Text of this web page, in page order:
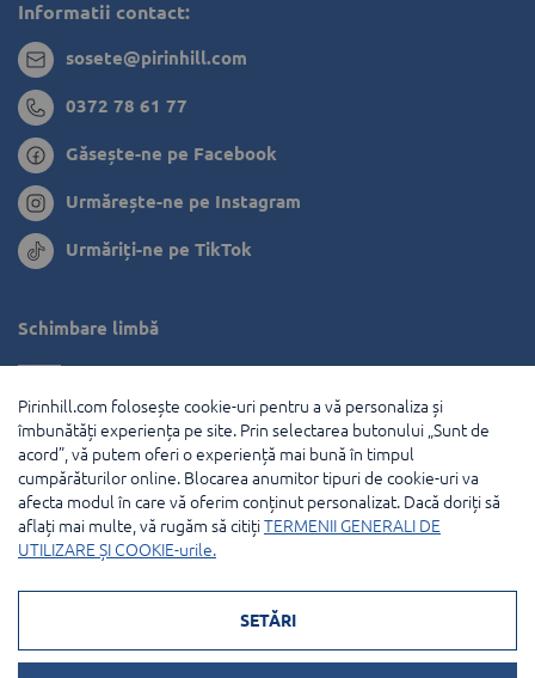
Informatii contact:
sosete@pirinhill.com
0372 78 61 77
Găsește-ne pe Facebook
Urmărește-ne pe Instagram
Urmăriți-ne pe TikTok
Schimbare limbă
Grecia
Olanda
Franţa
Modalități de plată:
Pirinhill.com folosește cookie-uri pentru a vă personaliza și
îmbunătăți experiența pe site. Prin selectarea butonului „Sunt de
acord”, vă putem oferi o experiență mai bună în timpul
cumpărăturilor online. Blocarea anumitor tipuri de cookie-uri va
afecta modul în care vă oferim conținut personalizat. Dacă doriți să
aflați mai multe, vă rugăm să citițiTERMENII GENERALI DE
UTILIZARE ȘI COOKIE-urile.
SETĂRI